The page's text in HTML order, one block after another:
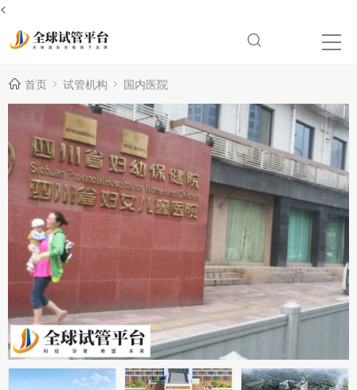
<
首页 试管机构 国内医院